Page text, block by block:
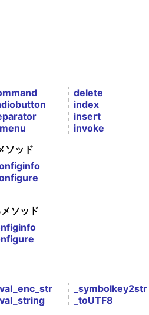
delete
index
insert
invoke
ソッド
ソッド
_symbolkey2str
_toUTF8